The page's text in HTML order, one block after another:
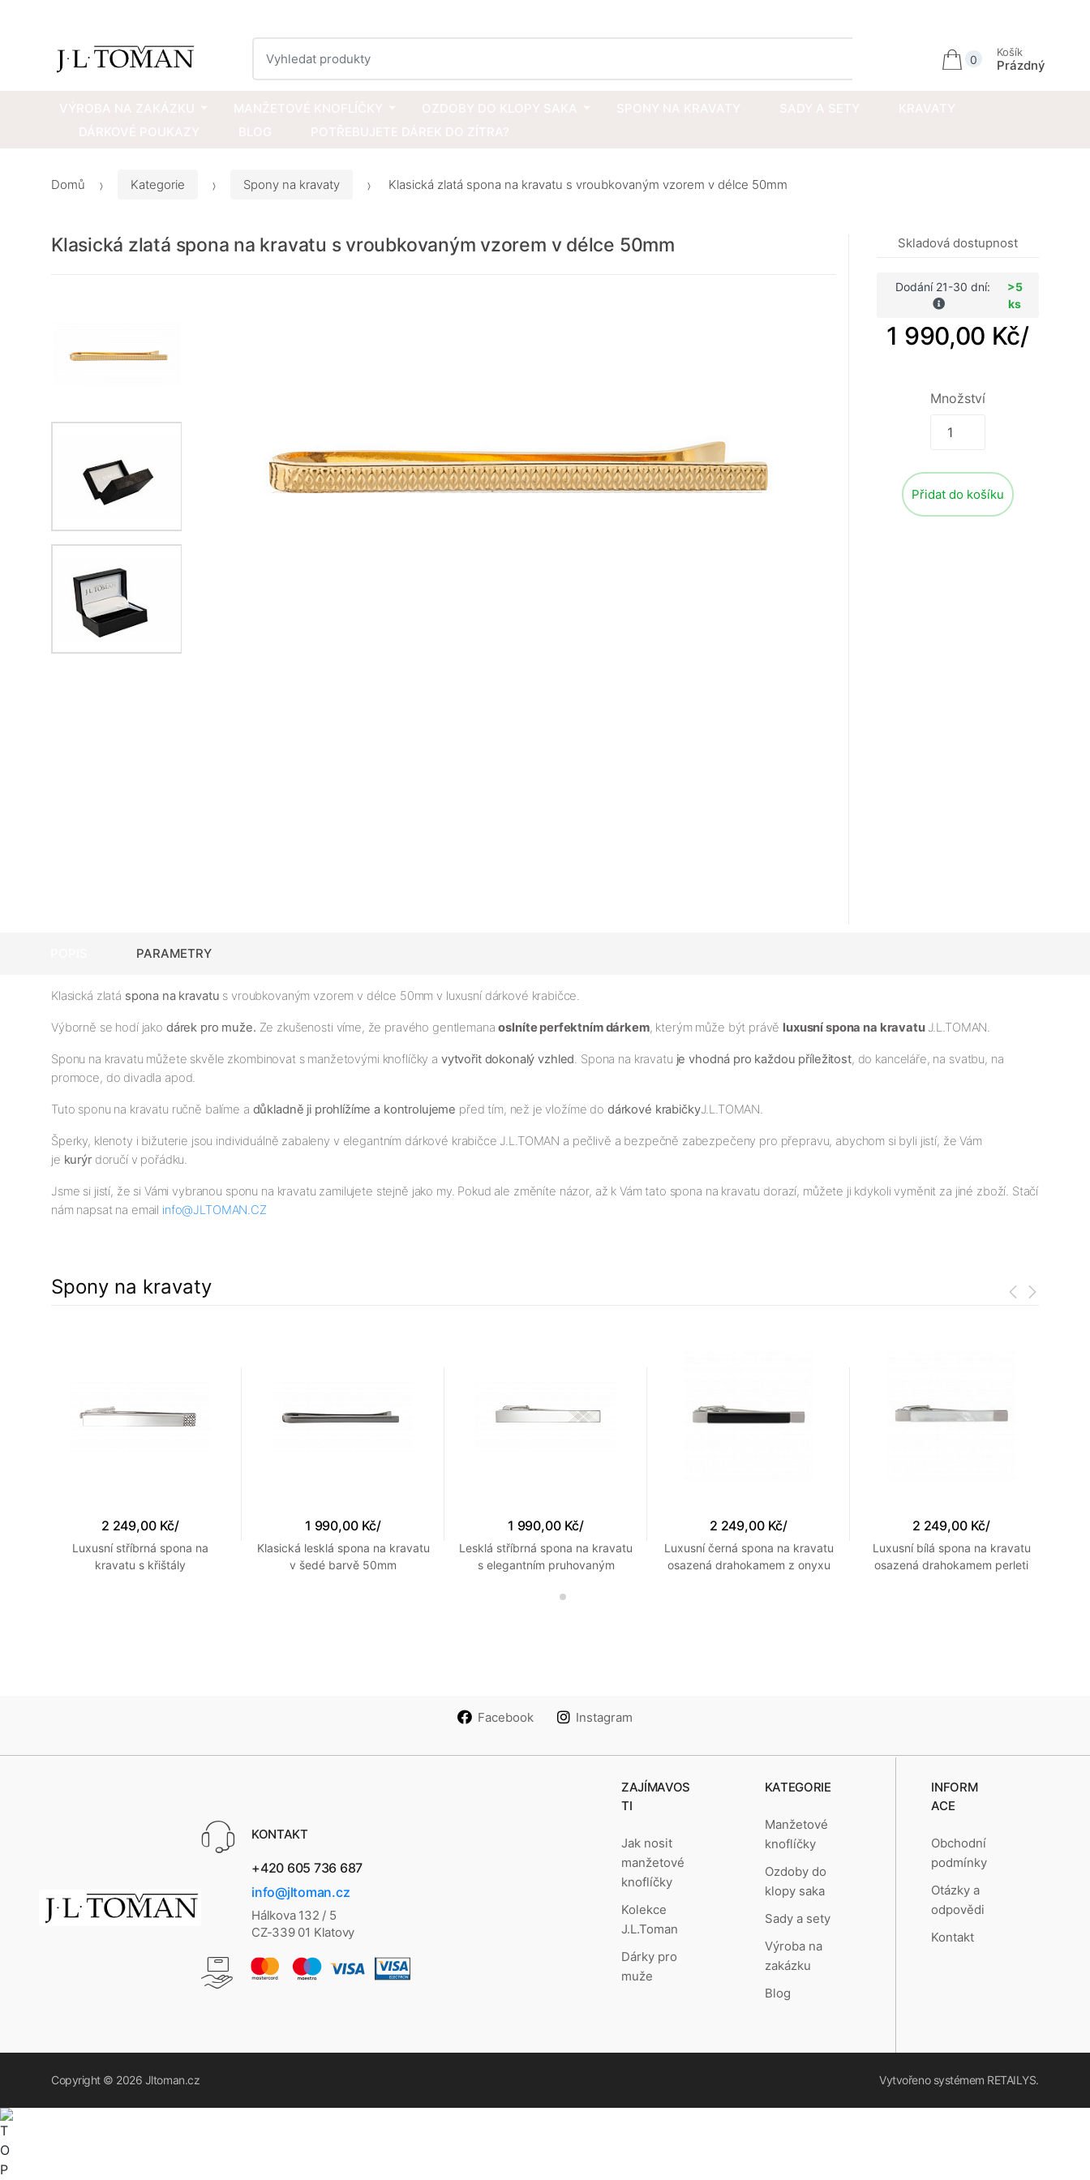
0
Košík
Prázdný
Domů Kategorie Spony na kravaty Klasická zlatá spona na kravatu s vroubkovaným vzorem v délce 50mm
Klasická zlatá spona na kravatu s vroubkovaným vzorem v délce 50mm Skladová dostupnost
Dodání 21-30 dní:
>5
ks
1 990,00 Kč/
Množství
Přidat do košíku
PARAMETRY
Klasická zlatá spona na kravatu s vroubkovaným vzorem v délce 50mm v luxusní dárkové krabičce.
Výborně se hodí jako dárek pro muže. Ze zkušenosti víme, že pravého gentlemanaoslníte perfektním dárkem, kterým může být právě luxusní spona na kravatu J.L.TOMAN.
Sponu na kravatu můžete skvěle zkombinovat s manžetovými knoflíčky a vytvořit dokonalý vzhled. Spona na kravatu je vhodná pro každou příležitost, do kanceláře, na svatbu, na
promoce, do divadla apod.
Tuto sponu na kravatu ručně balíme a důkladně ji prohlížíme a kontrolujeme před tím, než je vložíme do dárkové krabičkyJ.L.TOMAN.
Šperky, klenoty i bižuterie jsou individuálně zabaleny v elegantním dárkové krabičce J.L.TOMAN a pečlivě a bezpečně zabezpečeny pro přepravu, abychom si byli jistí, že Vám
je kurýr doručí v pořádku.
Jsme si jistí, že si Vámi vybranou sponu na kravatu zamilujete stejně jako my. Pokud ale změníte názor, až k Vám tato spona na kravatu dorazí, můžete ji kdykoli vyměnit za jiné zboží. Stačí
nám napsat na email info@JLTOMAN.CZ
Spony na kravaty
2 249,00 Kč/
Luxusní stříbrná spona na
kravatu s křištály
1 990,00 Kč/
Klasická lesklá spona na kravatu
v šedé barvě 50mm
1 990,00 Kč/
Lesklá stříbrná spona na kravatu
s elegantním pruhovaným
2 249,00 Kč/
Luxusní černá spona na kravatu
osazená drahokamem z onyxu
2 249,00 Kč/
Luxusní bílá spona na kravatu
osazená drahokamem perleti
Facebook Instagram
KONTAKT
+420 605 736 687
info@jltoman.cz
Hálkova 132 / 5
CZ-339 01 Klatovy
ZAJÍMAVOS
TI
Jak nosit
manžetové
knoflíčky
Kolekce
J.L.Toman
Dárky pro
muže
KATEGORIE
Manžetové
knoflíčky
Ozdoby do
klopy saka
Sady a sety
Výroba na
zakázku
Blog
INFORM
ACE
Obchodní
podmínky
Otázky a
odpovědi
Kontakt
Copyright © 2026 Jltoman.cz Vytvořeno systémem RETAILYS.